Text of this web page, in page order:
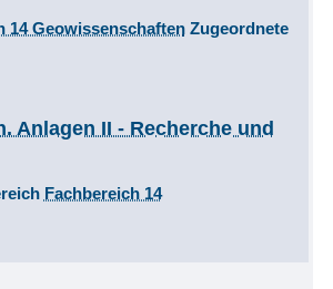
14 GeowissenschaftenZugeordnete
Anlagen II - Recherche und
Fachbereich 14